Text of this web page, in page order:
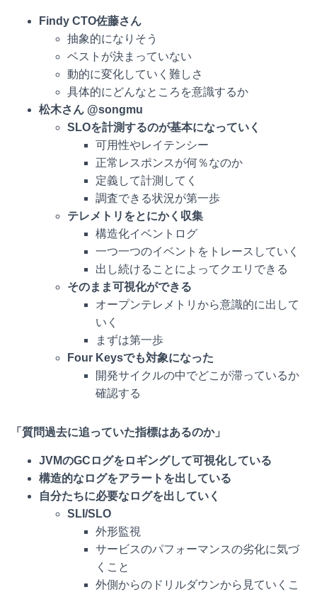
Findy CTO佐藤さん
抽象的になりそう
ベストが決まっていない
動的に変化していく難しさ
具体的にどんなところを意識するか
松木さん @songmu
SLOを計測するのが基本になっていく
可用性やレイテンシー
正常レスポンスが何％なのか
定義して計測してく
調査できる状況が第一歩
テレメトリをとにかく収集
構造化イベントログ
一つ一つのイベントをトレースしていく
出し続けることによってクエリできる
そのまま可視化ができる
オープンテレメトリから意識的に出して
いく
まずは第一歩
Four Keysでも対象になった
開発サイクルの中でどこが滞っているか
確認する
「質問過去に追っていた指標はあるのか」
JVMのGCログをロギングして可視化している
構造的なログをアラートを出している
自分たちに必要なログを出していく
SLI/SLO
外形監視
サービスのパフォーマンスの劣化に気づ
くこと
外側からのドリルダウンから見ていくこ